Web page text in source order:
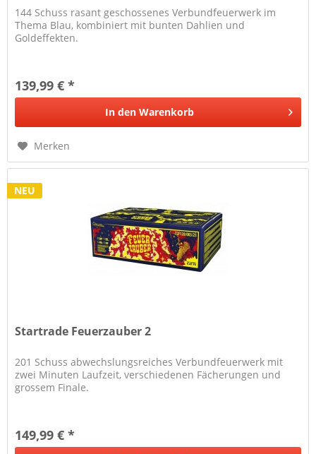
144 Schuss rasant geschossenes Verbundfeuerwerk im
Thema Blau, kombiniert mit bunten Dahlien und
Goldeffekten.
139,99 € *
In den Warenkorb
Merken
NEU
Startrade Feuerzauber 2
201 Schuss abwechslungsreiches Verbundfeuerwerk mit
zwei Minuten Laufzeit, verschiedenen Fächerungen und
grossem Finale.
149,99 € *